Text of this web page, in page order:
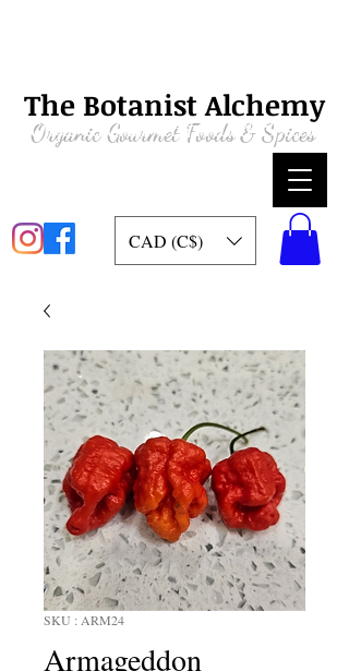
The Botanist Alchemy
Organic Gourmet Foods & Spices
CAD (C$)
SKU : ARM24
Armageddon